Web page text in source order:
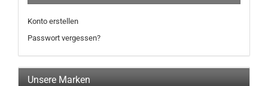
Konto erstellen
Passwort vergessen?
Unsere Marken